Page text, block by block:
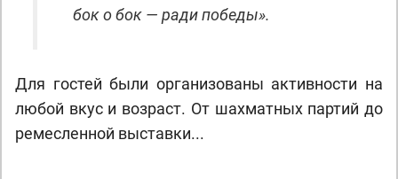
бок о бок — ради победы».
Для гостей были организованы активности на
любой вкус и возраст. От шахматных партий до
ремесленной выставки...